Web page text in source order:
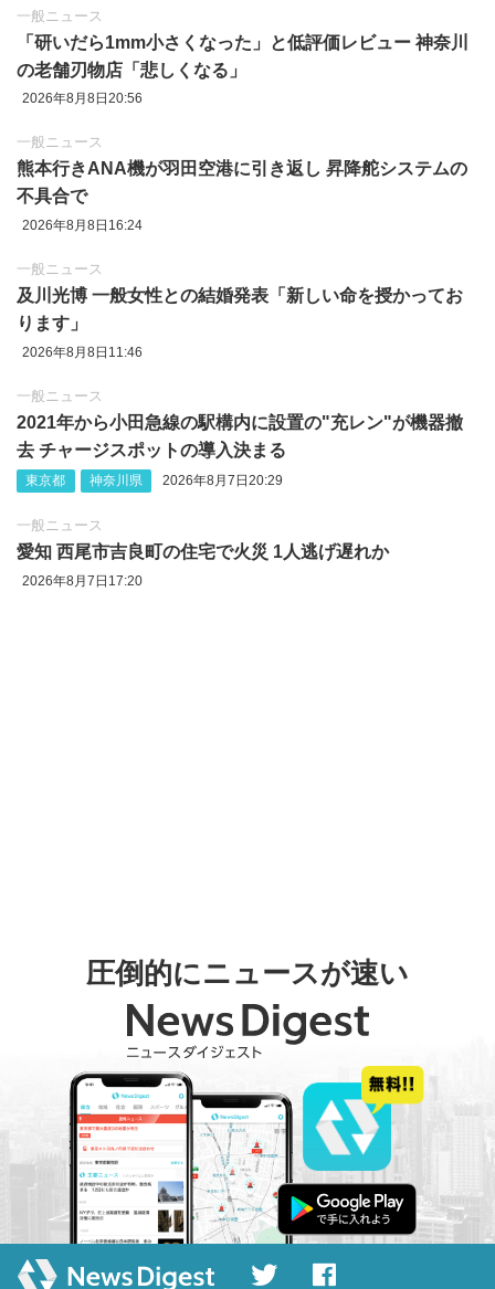
一般ニュース
「研いだら1mm小さくなった」と低評価レビュー 神奈川
の老舗刃物店「悲しくなる」
2026年8月8日20:56
一般ニュース
熊本行きANA機が羽田空港に引き返し 昇降舵システムの
不具合で
2026年8月8日16:24
一般ニュース
及川光博 一般女性との結婚発表「新しい命を授かってお
ります」
2026年8月8日11:46
一般ニュース
2021年から小田急線の駅構内に設置の"充レン"が機器撤
去 チャージスポットの導入決まる
東京都 神奈川県 2026年8月7日20:29
一般ニュース
愛知 西尾市吉良町の住宅で火災 1人逃げ遅れか
2026年8月7日17:20
圧倒的にニュースが速い